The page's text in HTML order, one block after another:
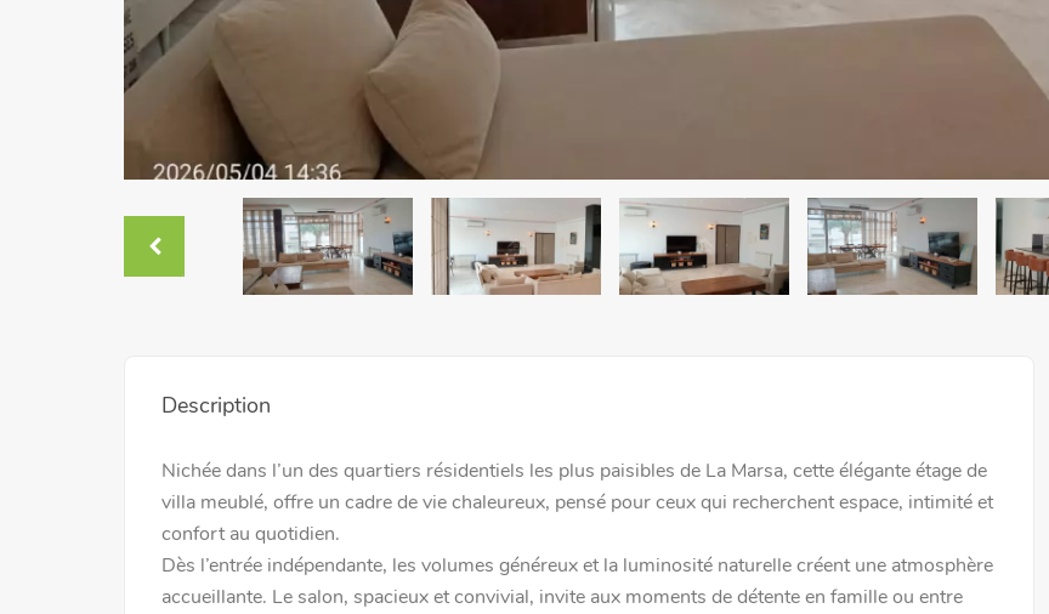
Description
Nichée dans l’un des quartiers résidentiels les plus paisibles de La Marsa, cette élégante étage de
villa meublé, offre un cadre de vie chaleureux, pensé pour ceux qui recherchent espace, intimité et
confort au quotidien.
Dès l’entrée indépendante, les volumes généreux et la luminosité naturelle créent une atmosphère
accueillante. Le salon, spacieux et convivial, invite aux moments de détente en famille ou entre